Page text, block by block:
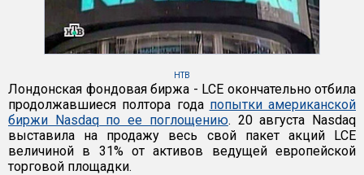
НТВ
Лондонская фондовая биржа - LCE окончательно отбила
продолжавшиеся полтора года попытки американской
биржи Nasdaq по ее поглощению. 20 августа Nasdaq
выставила на продажу весь свой пакет акций LCE
величиной в 31% от активов ведущей европейской
торговой площадки.